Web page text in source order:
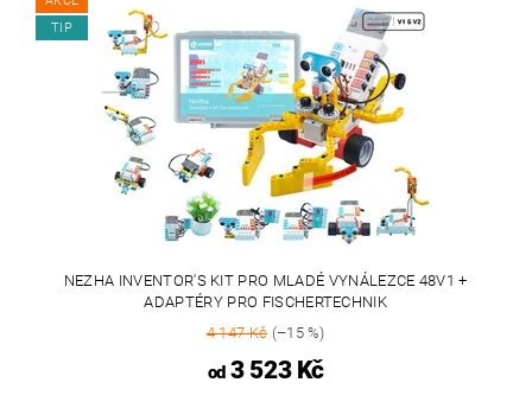
TIP
NEZHA INVENTOR'S KIT PRO MLADÉ VYNÁLEZCE 48V1 +
ADAPTÉRY PRO FISCHERTECHNIK
4 147 Kč(–15 %)
od3 523 Kč